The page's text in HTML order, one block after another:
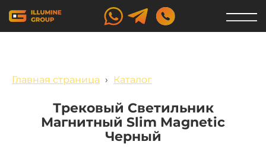
Главная страница › Каталог
Трековый Светильник
Магнитный Slim Magnetic
Черный